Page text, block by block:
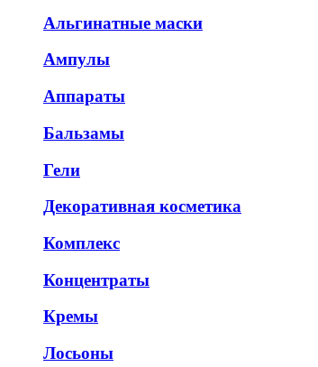
Альгинатные маски
Ампулы
Аппараты
Бальзамы
Гели
Декоративная косметика
Комплекс
Концентраты
Кремы
Лосьоны